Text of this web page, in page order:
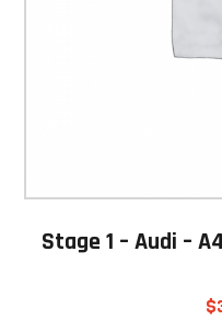
Stage 1 – Audi –
$